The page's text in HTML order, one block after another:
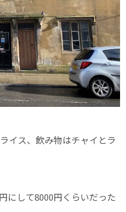
イス、飲み物はチャイとラ
にして8000円くらいだった